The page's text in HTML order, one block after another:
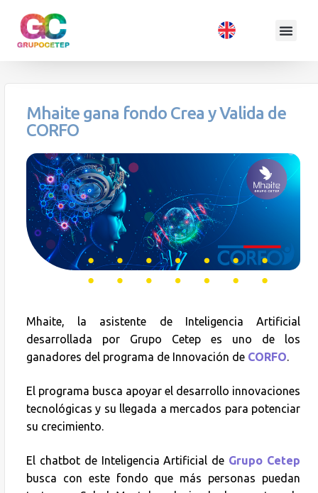
Mhaite gana fondo Crea y Valida de
CORFO
Mhaite, la asistente de Inteligencia Artificial
desarrollada por Grupo Cetep es uno de los
ganadores del programa de Innovación de CORFO.
El programa busca apoyar el desarrollo innovaciones
tecnológicas y su llegada a mercados para potenciar
su crecimiento.
El chatbot de Inteligencia Artificial de Grupo Cetep
busca con este fondo que más personas puedan